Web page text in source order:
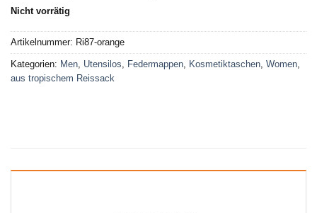
Nicht vorrätig
Artikelnummer: Ri87-orange
Kategorien: Men, Utensilos, Federmappen, Kosmetiktaschen, Women,
aus tropischem Reissack